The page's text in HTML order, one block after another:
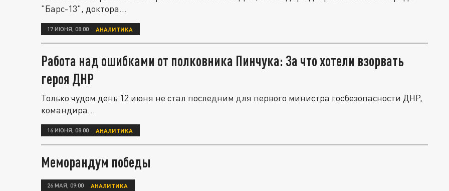
"Барс-13", доктора...
17 ИЮНЯ, 08:00 АНАЛИТИКА
Работа над ошибками от полковника Пинчука: За что хотели взорвать
героя ДНР
Только чудом день 12 июня не стал последним для первого министра госбезопасности ДНР,
командира...
16 ИЮНЯ, 08:00 АНАЛИТИКА
Меморандум победы
26 МАЯ, 09:00 АНАЛИТИКА